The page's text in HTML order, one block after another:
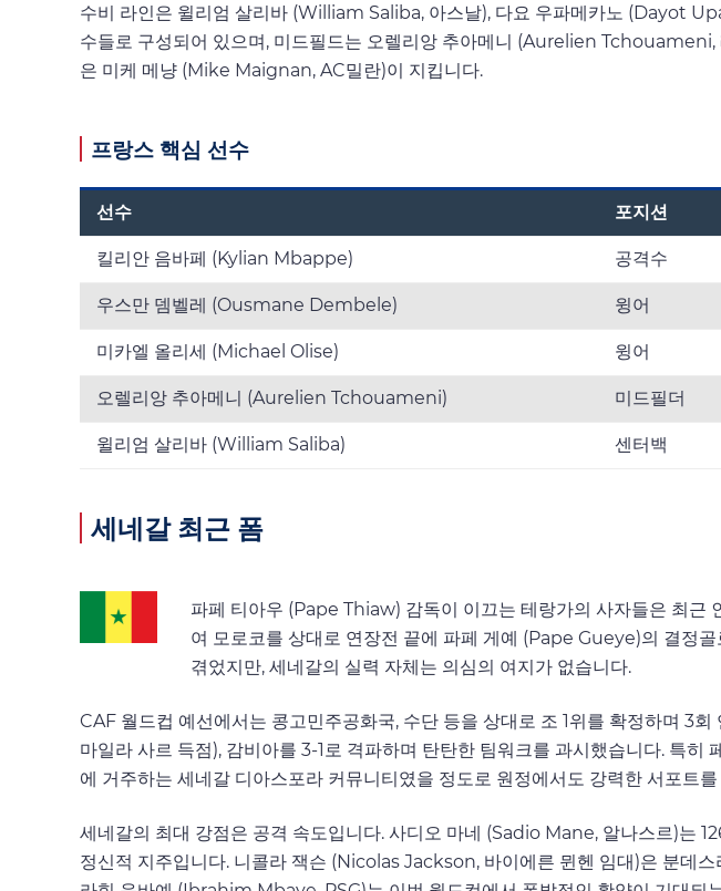
수비 라인은 윌리엄 살리바 (William Saliba, 아스날), 다요 우파메카노 (Dayot
수들로 구성되어 있으며, 미드필드는 오렐리앙 추아메니 (Aurelien
은 미케 메냥 (Mike Maignan, AC밀란)이 지킵니다.
프랑스 핵심 선수
선수 포지션
킬리안 음바페 (Kylian Mbappe) 공격수
우스만 뎀벨레 (Ousmane Dembele) 윙어
미카엘 올리세 (Michael Olise) 윙어
오렐리앙 추아메니 (Aurelien Tchouameni) 미드필더
윌리엄 살리바 (William Saliba) 센터백
세네갈 최근 폼
파페 티아우 (Pape Thiaw) 감독이 이끄는 테랑가의 사자들은 최근
여 모로코를 상대로 연장전 끝에 파페 게예 (Pape Gueye)의 결정
겪었지만, 세네갈의 실력 자체는 의심의 여지가 없습니다.
CAF 월드컵 예선에서는 콩고민주공화국, 수단 등을 상대로 조 1위를 확정하며 3
마일라 사르 득점), 감비아를 3-1로 격파하며 탄탄한 팀워크를 과시했습니다. 특
에 거주하는 세네갈 디아스포라 커뮤니티였을 정도로 원정에서도 강력한 서포트
세네갈의 최대 강점은 공격 속도입니다. 사디오 마네 (Sadio Mane, 알나스르)는
정신적 지주입니다. 니콜라 잭슨 (Nicolas Jackson, 바이에른 뮌헨 임대)은 분데